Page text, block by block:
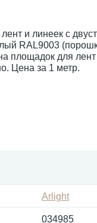
и линеек с
RAL9003
площадок для
Цена за 1 метр.
Arlight
034985